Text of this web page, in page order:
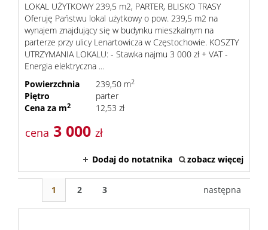
LOKAL UŻYTKOWY 239,5 m2, PARTER, BLISKO TRASY
Oferuję Państwu lokal użytkowy o pow. 239,5 m2 na
wynajem znajdujący się w budynku mieszkalnym na
parterze przy ulicy Lenartowicza w Częstochowie. KOSZTY
UTRZYMANIA LOKALU: - Stawka najmu 3 000 zł + VAT -
Energia elektryczna ...
Powierzchnia
239,50 m2
Piętro
parter
Cena za m2 12,53 zł
cena 3 000 zł
Dodaj do notatnika zobacz więcej
1 2 3 następna